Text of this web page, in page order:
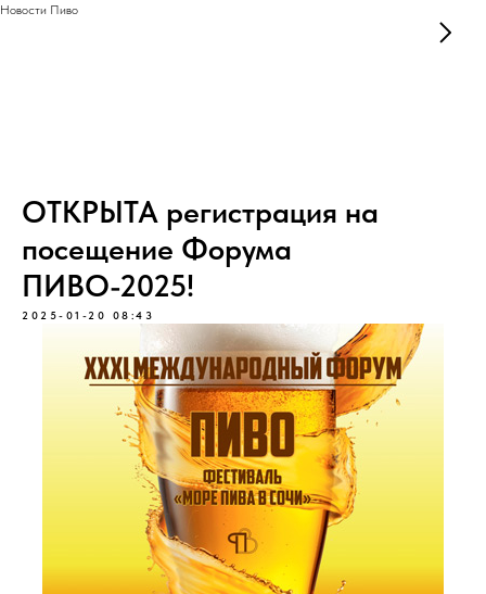
Новости Пиво
ОТКРЫТА регистрация на
посещение Форума
ПИВО-2025!
2025-01-20 08:43